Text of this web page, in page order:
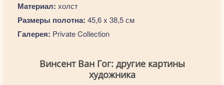
Материал: холст
Размеры полотна: 45,6 x 38,5 см
Галерея: Private Collection
Винсент Ван Гог: другие картины
художника